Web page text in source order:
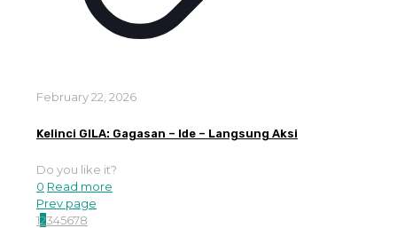
February 22, 2026
Kelinci GILA: Gagasan – Ide – Langsung Aksi
Do you like it?
0 Read more
Prev page
12345678